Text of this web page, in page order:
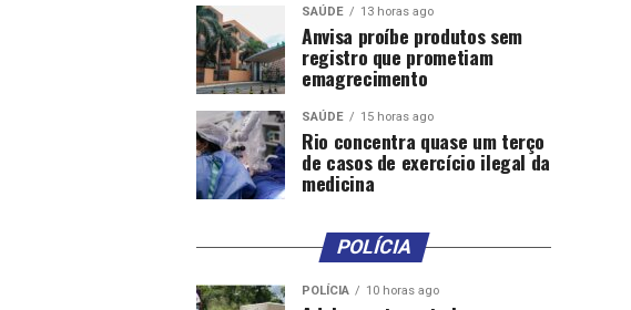
SAÚDE 13 horas ago
Anvisa proíbe produtos sem
registro que prometiam
emagrecimento
SAÚDE 15 horas ago
Rio concentra quase um terço
de casos de exercício ilegal da
medicina
POLÍCIA
POLÍCIA 10 horas ago